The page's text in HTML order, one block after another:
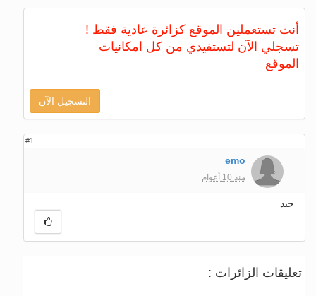
أنت تستعملين الموقع كزائرة عادية فقط !
تسجلي الآن لتستفيدي من كل امكانيات
الموقع
التسجيل الآن
#1
emo
منذ 10 أعوام
جيد
تعليقات الزائرات :